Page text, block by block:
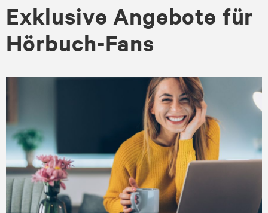
Exklusive Angebote für
Hörbuch-Fans